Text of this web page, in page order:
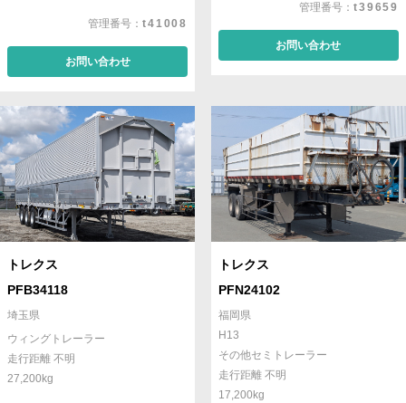
管理番号：t41008
お問い合わせ
管理番号：t39659
お問い合わせ
トレクス
PFB34118
埼玉県
ウィングトレーラー
走行距離 不明
27,200kg
トレクス
PFN24102
福岡県
H13
その他セミトレーラー
走行距離 不明
17,200kg